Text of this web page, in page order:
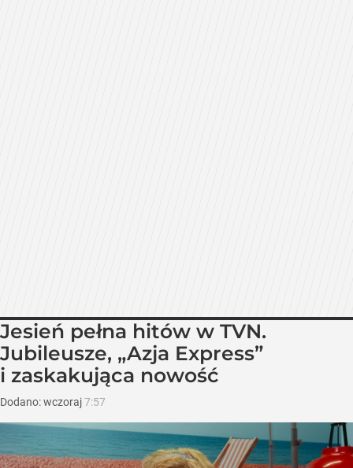
Jesień pełna hitów w TVN.
Jubileusze, „Azja Express”
i zaskakująca nowość
Dodano:wczoraj7:57